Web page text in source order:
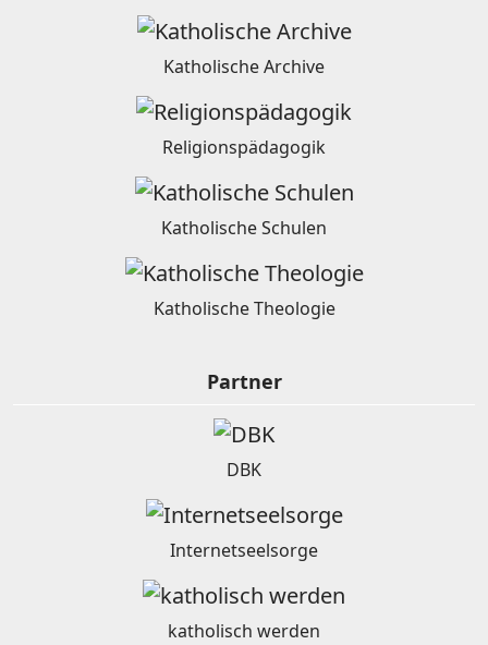
Katholische Archive
Religionspädagogik
Katholische Schulen
Katholische Theologie
Partner
DBK
Internetseelsorge
katholisch werden